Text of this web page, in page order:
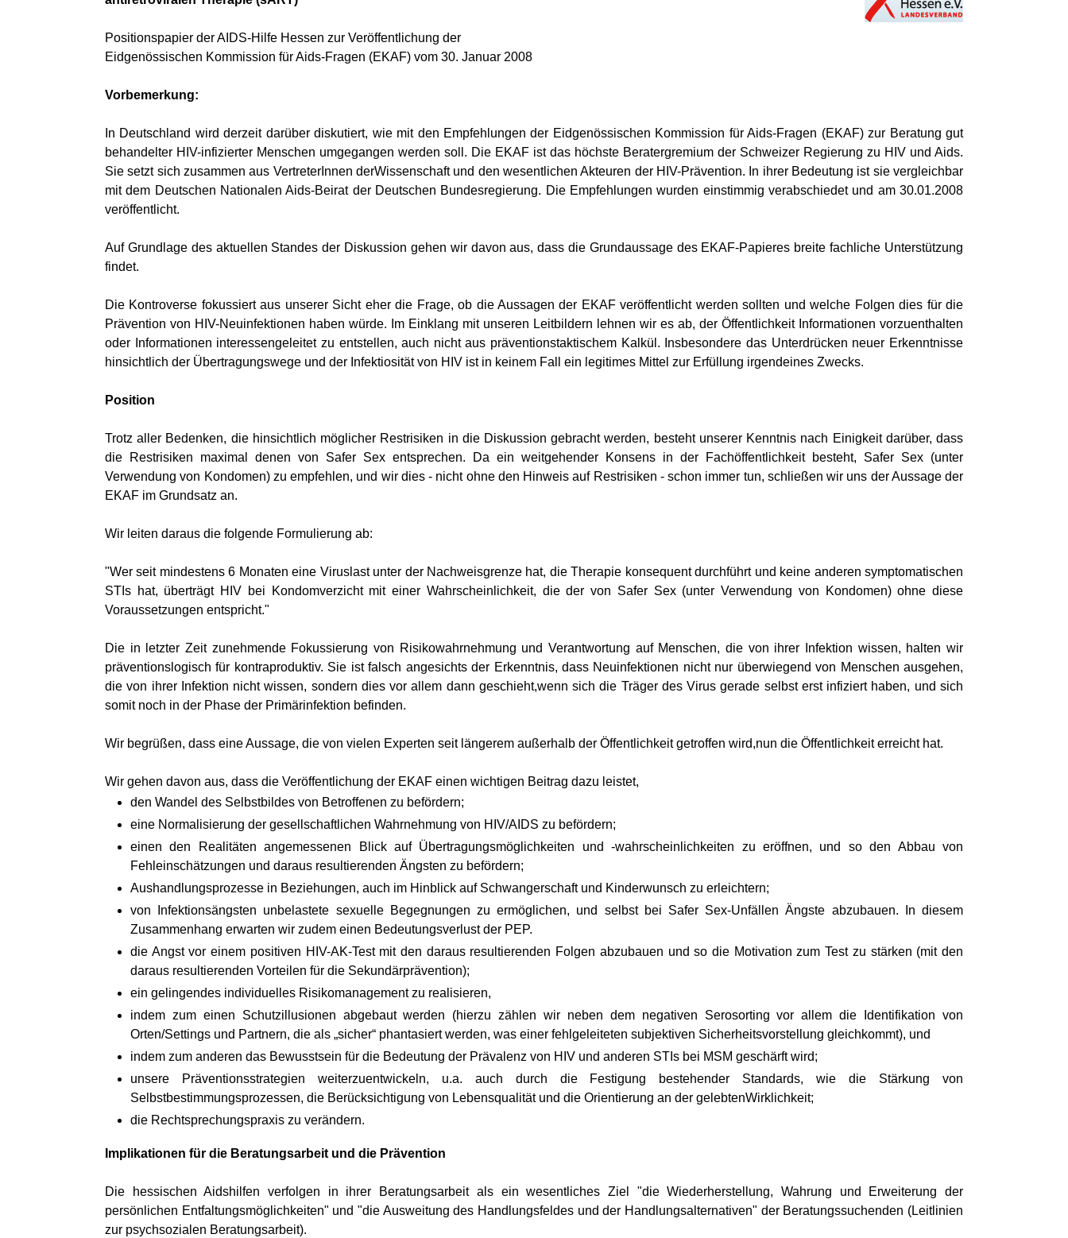
Positionspapier der AIDS-Hilfe Hessen zur Veröffentlichung der
Eidgenössischen Kommission für Aids-Fragen (EKAF) vom 30. Januar 2008
Vorbemerkung:
In Deutschland wird derzeit darüber diskutiert, wie mit den Empfehlungen der Eidgenössischen Kommission für Aids-Fragen (EKAF) zur Beratung gut
behandelter HIV-infizierter Menschen umgegangen werden soll. Die EKAF ist das höchste Beratergremium der Schweizer Regierung zu HIV und Aids.
Sie setzt sich zusammen aus VertreterInnen derWissenschaft und den wesentlichen Akteuren der HIV-Prävention. In ihrer Bedeutung ist sie vergleichbar
mit dem Deutschen Nationalen Aids-Beirat der Deutschen Bundesregierung. Die Empfehlungen wurden einstimmig verabschiedet und am 30.01.2008
veröffentlicht.
Auf Grundlage des aktuellen Standes der Diskussion gehen wir davon aus, dass die Grundaussage des EKAF-Papieres breite fachliche Unterstützung
findet.
Die Kontroverse fokussiert aus unserer Sicht eher die Frage, ob die Aussagen der EKAF veröffentlicht werden sollten und welche Folgen dies für die
Prävention von HIV-Neuinfektionen haben würde. Im Einklang mit unseren Leitbildern lehnen wir es ab, der Öffentlichkeit Informationen vorzuenthalten
oder Informationen interessengeleitet zu entstellen, auch nicht aus präventionstaktischem Kalkül. Insbesondere das Unterdrücken neuer Erkenntnisse
hinsichtlich der Übertragungswege und der Infektiosität von HIV ist in keinem Fall ein legitimes Mittel zur Erfüllung irgendeines Zwecks.
Position
Trotz aller Bedenken, die hinsichtlich möglicher Restrisiken in die Diskussion gebracht werden, besteht unserer Kenntnis nach Einigkeit darüber, dass
die Restrisiken maximal denen von Safer Sex entsprechen. Da ein weitgehender Konsens in der Fachöffentlichkeit besteht, Safer Sex (unter
Verwendung von Kondomen) zu empfehlen, und wir dies - nicht ohne den Hinweis auf Restrisiken - schon immer tun, schließen wir uns der Aussage der
EKAF im Grundsatz an.
Wir leiten daraus die folgende Formulierung ab:
"Wer seit mindestens 6 Monaten eine Viruslast unter der Nachweisgrenze hat, die Therapie konsequent durchführt und keine anderen symptomatischen
STIs hat, überträgt HIV bei Kondomverzicht mit einer Wahrscheinlichkeit, die der von Safer Sex (unter Verwendung von Kondomen) ohne diese
Voraussetzungen entspricht."
Die in letzter Zeit zunehmende Fokussierung von Risikowahrnehmung und Verantwortung auf Menschen, die von ihrer Infektion wissen, halten wir
präventionslogisch für kontraproduktiv. Sie ist falsch angesichts der Erkenntnis, dass Neuinfektionen nicht nur überwiegend von Menschen ausgehen,
die von ihrer Infektion nicht wissen, sondern dies vor allem dann geschieht,wenn sich die Träger des Virus gerade selbst erst infiziert haben, und sich
somit noch in der Phase der Primärinfektion befinden.
Wir begrüßen, dass eine Aussage, die von vielen Experten seit längerem außerhalb der Öffentlichkeit getroffen wird,nun die Öffentlichkeit erreicht hat.
Wir gehen davon aus, dass die Veröffentlichung der EKAF einen wichtigen Beitrag dazu leistet,
den Wandel des Selbstbildes von Betroffenen zu befördern;
eine Normalisierung der gesellschaftlichen Wahrnehmung von HIV/AIDS zu befördern;
einen den Realitäten angemessenen Blick auf Übertragungsmöglichkeiten und -wahrscheinlichkeiten zu eröffnen, und so den Abbau von
Fehleinschätzungen und daraus resultierenden Ängsten zu befördern;
Aushandlungsprozesse in Beziehungen, auch im Hinblick auf Schwangerschaft und Kinderwunsch zu erleichtern;
von Infektionsängsten unbelastete sexuelle Begegnungen zu ermöglichen, und selbst bei Safer Sex-Unfällen Ängste abzubauen. In diesem
Zusammenhang erwarten wir zudem einen Bedeutungsverlust der PEP.
die Angst vor einem positiven HIV-AK-Test mit den daraus resultierenden Folgen abzubauen und so die Motivation zum Test zu stärken (mit den
daraus resultierenden Vorteilen für die Sekundärprävention);
ein gelingendes individuelles Risikomanagement zu realisieren,
indem zum einen Schutzillusionen abgebaut werden (hierzu zählen wir neben dem negativen Serosorting vor allem die Identifikation von
Orten/Settings und Partnern, die als „sicher“ phantasiert werden, was einer fehlgeleiteten subjektiven Sicherheitsvorstellung gleichkommt), und
indem zum anderen das Bewusstsein für die Bedeutung der Prävalenz von HIV und anderen STIs bei MSM geschärft wird;
unsere Präventionsstrategien weiterzuentwickeln, u.a. auch durch die Festigung bestehender Standards, wie die Stärkung von
Selbstbestimmungsprozessen, die Berücksichtigung von Lebensqualität und die Orientierung an der gelebtenWirklichkeit;
die Rechtsprechungspraxis zu verändern.
Implikationen für die Beratungsarbeit und die Prävention
Die hessischen Aidshilfen verfolgen in ihrer Beratungsarbeit als ein wesentliches Ziel "die Wiederherstellung, Wahrung und Erweiterung der
persönlichen Entfaltungsmöglichkeiten" und "die Ausweitung des Handlungsfeldes und der Handlungsalternativen" der Beratungssuchenden (Leitlinien
zur psychsozialen Beratungsarbeit).